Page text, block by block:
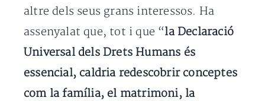
altre dels seus grans interessos. Ha
assenyalat que, tot i que “la Declaració
Universal dels Drets Humans és
essencial, caldria redescobrir conceptes
com la família, el matrimoni, la